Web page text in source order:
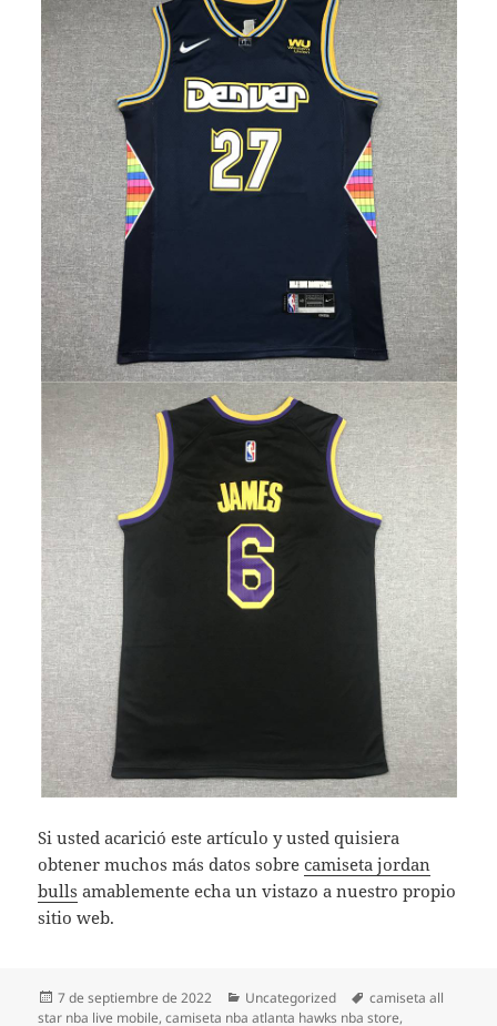
Si usted acarició este artículo y usted quisiera
obtener muchos más datos sobrecamiseta jordan
bulls amablemente echa un vistazo a nuestro propio
sitio web.
Publicado
el
7 de septiembre de 2022 Categorías
Uncategorized Etiquetas
camiseta all
star nba live mobile,camiseta nba atlanta hawks nba store,